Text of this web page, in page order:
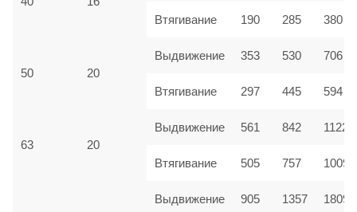
Втягивание 190 285 380
50 20
Выдвижение 353 530 706
Втягивание 297 445 594
63 20
Выдвижение 561 842 1122
Втягивание 505 757 1009
Выдвижение 905 1357 1809